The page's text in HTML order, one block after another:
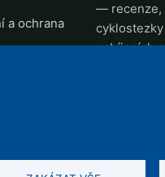
a ochrana
— recenze,
cyklostezky
nabíjecích